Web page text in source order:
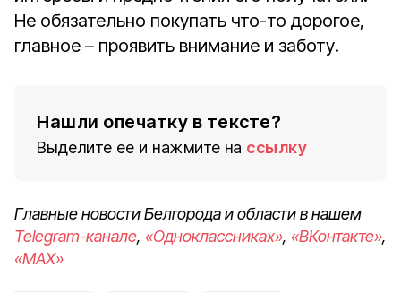
Не обязательно покупать что-то дорогое,
главное – проявить внимание и заботу.
Нашли опечатку в тексте?
Выделите ее и нажмите на ссылку
Главные новости Белгорода и области в нашем
Telegram-канале, «Одноклассниках», «ВКонтакте»,
«MAX»